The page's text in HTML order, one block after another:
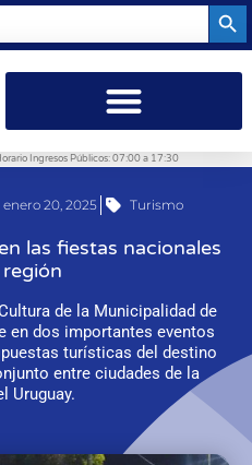
Ingresos Públicos: 07:00 a 17:30
enero 20, 2025 Turismo
las fiestas nacionales
de la Municipalidad de
en dos importantes eventos
turísticas del destino
entre ciudades de la
Uruguay.